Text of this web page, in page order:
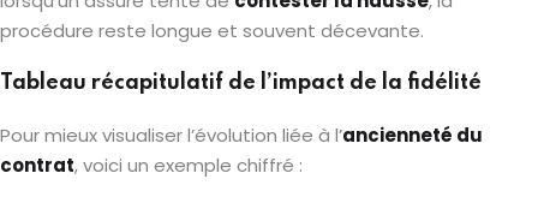
procédure reste longue et souvent décevante.
Tableau récapitulatif de l’impact de la fidélité
Pour mieux visualiser l’évolution liée à l’ancienneté du
contrat, voici un exemple chiffré :